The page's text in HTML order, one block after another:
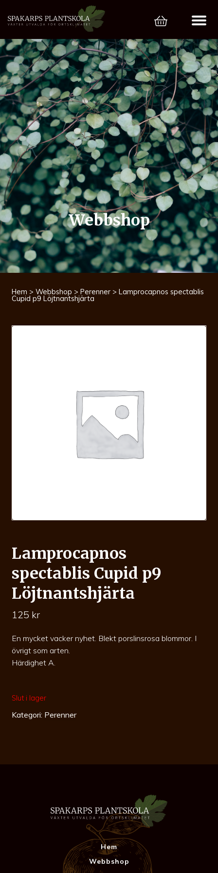
Webbshop
Hem > Webbshop > Perenner > Lamprocapnos spectablis
Cupid p9 Löjtnantshjärta
Lamprocapnos
spectablis Cupid p9
Löjtnantshjärta
125 kr
En mycket vacker nyhet. Blekt porslinsrosa blommor. I
övrigt som arten.
Härdighet A.
Slut i lager
Kategori: Perenner
Hem
Webbshop